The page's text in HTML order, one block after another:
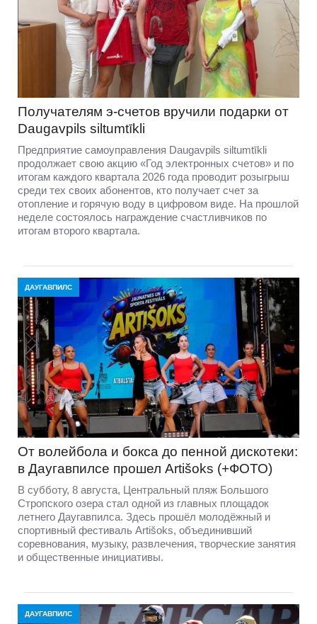
Получателям э-счетов вручили подарки от
Daugavpils siltumtīkli
Предприятие самоуправления Daugavpils siltumtīkli
продолжает свою акцию «Год электронных счетов» и по
итогам каждого квартала 2026 года проводит розыгрыш
среди тех своих абонентов, кто получает счет за
отопление и горячую воду в цифровом виде. На прошлой
неделе состоялось награждение счастливчиков по
итогам второго квартала.
ДАУГАВПИЛС
От волейбола и бокса до пенной дискотеки:
в Даугавпилсе прошел Artišoks (+ФОТО)
В субботу, 8 августа, Центральный пляж Большого
Стропского озера стал одной из главных площадок
летнего Даугавпилса. Здесь прошёл молодёжный и
спортивный фестиваль Artišoks, объединивший
соревнования, музыку, развлечения, творческие занятия
и общественные инициативы.
ДАУГАВПИЛС